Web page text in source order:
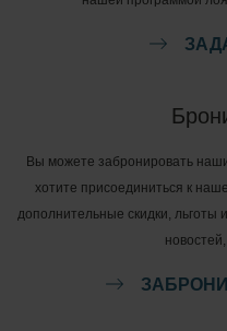
Вы можете забронировать
хотите присоединиться к
дополнительные скидки, льготы